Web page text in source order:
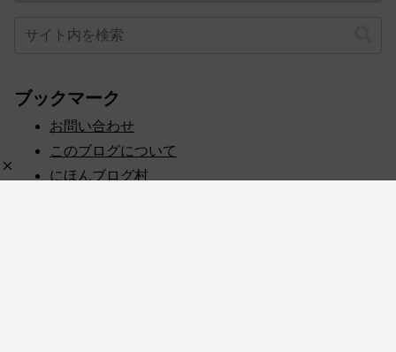
ブックマーク
お問い合わせ
このブログについて
にほんブログ村